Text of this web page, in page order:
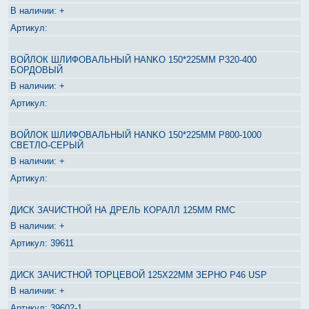
+
ВОЙЛОК ШЛИФОВАЛЬНЫЙ HANKO 150*225MM P320-400
БОРДОВЫЙ
+
ВОЙЛОК ШЛИФОВАЛЬНЫЙ HANKO 150*225MM P800-1000
СВЕТЛО-СЕРЫЙ
+
ДИСК ЗАЧИСТНОЙ НА ДРЕЛЬ КОРАЛЛ 125ММ RMC
+
39611
ДИСК ЗАЧИСТНОЙ ТОРЦЕВОЙ 125Х22ММ ЗЕРНО Р46 USP
+